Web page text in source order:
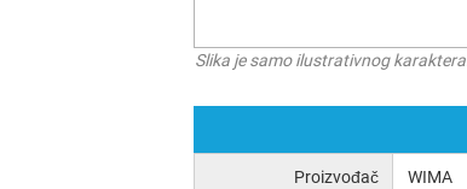
Slika je samo ilustrativnog
Proizvođač WIMA